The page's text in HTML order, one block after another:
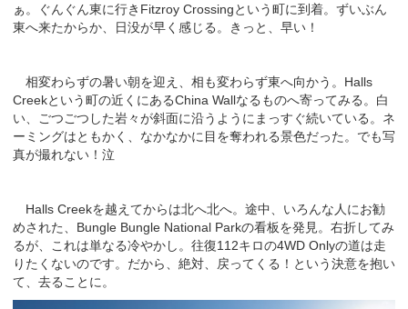
ぁ。ぐんぐん東に行きFitzroy Crossingという町に到着。ずいぶん
東へ来たからか、日没が早く感じる。きっと、早い！
相変わらずの暑い朝を迎え、相も変わらず東へ向かう。Halls
Creekという町の近くにあるChina Wallなるものへ寄ってみる。白
い、ごつごつした岩々が斜面に沿うようにまっすぐ続いている。ネ
ーミングはともかく、なかなかに目を奪われる景色だった。でも写
真が撮れない！泣
Halls Creekを越えてからは北へ北へ。途中、いろんな人にお勧
めされた、Bungle Bungle National Parkの看板を発見。右折してみ
るが、これは単なる冷やかし。往復112キロの4WD Onlyの道は走
りたくないのです。だから、絶対、戻ってくる！という決意を抱い
て、去ることに。